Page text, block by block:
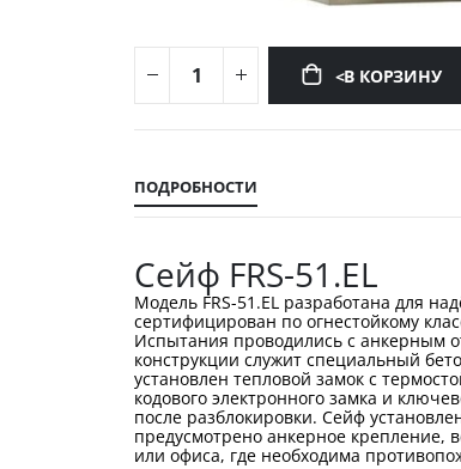
<В КОРЗИНУ
Перейти
началу
галереи
изображений
ПОДРОБНОСТИ
Сейф FRS-51.EL
Модель FRS-51.EL разработана для
сертифицирован по огнестойкому
Испытания проводились с анкерным
конструкции служит специальный
установлен тепловой замок с
кодового электронного замка и
после разблокировки. Сейф
предусмотрено анкерное крепление,
или офиса, где необходима